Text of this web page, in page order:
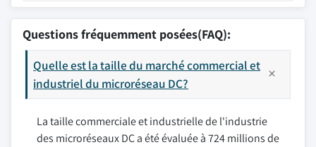
Questions fréquemment posées(FAQ):
Quelle est la taille du marché commercial et
industriel du microréseau DC?
La taille commerciale et industrielle de l'industrie
des microréseaux DC a été évaluée à 724 millions de